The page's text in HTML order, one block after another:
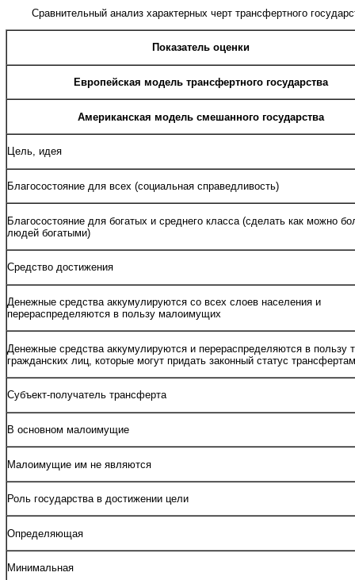
Сравнительный анализ характерных черт трансфертного
Показатель оценки
Европейская модель трансфертного государства
Американская модель смешанного государства
Цель, идея
Благосостояние для всех (социальная справедливость)
Благосостояние для богатых и среднего класса (сделать как можно
людей богатыми)
Средство достижения
Денежные средства аккумулируются со всех слоев населения и
перераспределяются в пользу малоимущих
Денежные средства аккумулируются и перераспределяются в пользу
гражданских лиц, которые могут придать законный статус трансфертам
Субъект-получатель трансферта
В основном малоимущие
Малоимущие им не являются
Роль государства в достижении цели
Определяющая
Минимальная